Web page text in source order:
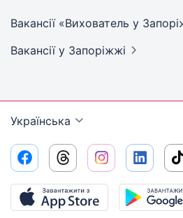
Вакансії «Вихователь у
Вакансії у Запоріжжі
Українська